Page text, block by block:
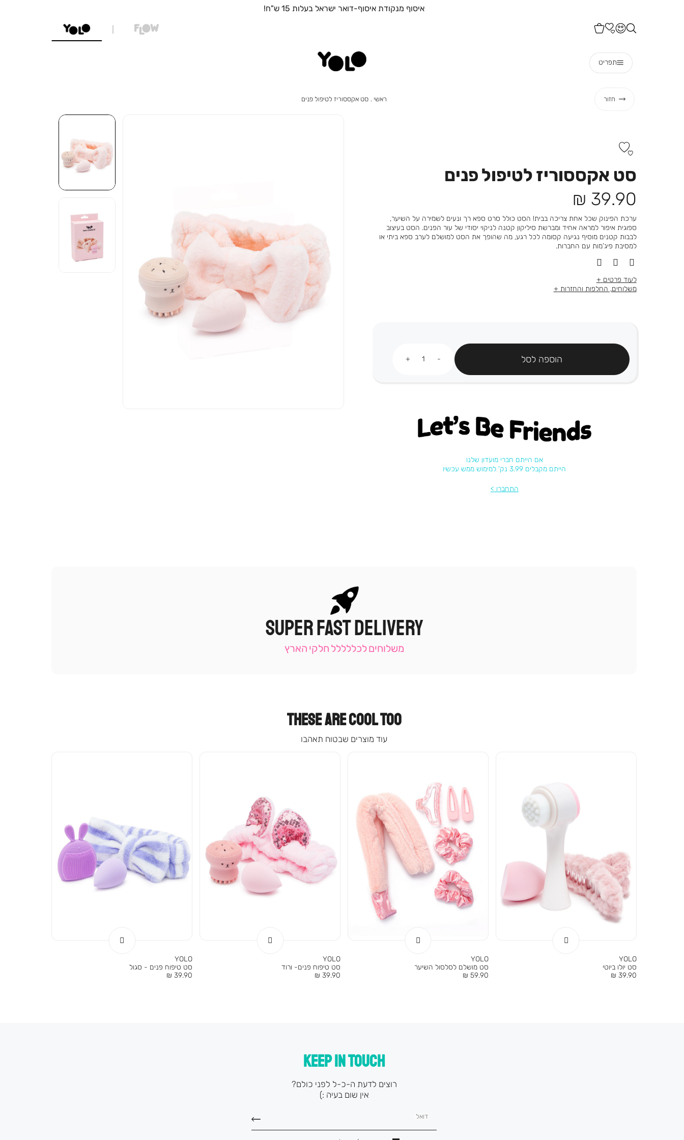
איסוף מנקודת איסוף-דואר ישראל בעלות 15 ש"ח!
תפריט
חזור ראשי ראשי
סט אקססוריז לטיפול פניםסט
סט אקססוריז לטיפול פנים
מחיר
מוצר
39.90 ₪
ערכת הפינוק שכל אחת צריכה בבית! הסט כולל סרט ספא רך ונעים לשמירה על השיער,
ספוגית איפור למראה אחיד ומברשת סיליקון קטנה לניקוי יסודי של עור הפנים. הסט בעיצוב
לבבות קטנים מוסיף נגיעה קסומה לכל רגע, מה שהופך את הסט למושלם לערב ספא ביתי או
למסיבת פיג’מות עם החברות.
לעוד פרטים
משלוחים, החלפות והחזרות
הוספה לסל
Let's be friends
אם הייתם חברי מועדון שלנו
הייתם מקבלים 3.99 נק' למימוש ממש עכשיו
התחברו
|
תומכי
-
SUPER FAST DELIVERY
משלוחים לכללללל חלקי הארץ
THESE ARE COOL TOO
עוד מוצרים שבטוח תאהבו
YOLO
סט יולו ביוטי
מחיר
39.90 ₪
YOLO
סט מושלם לסלסול השיער
מחיר
59.90 ₪
YOLO
סט טיפוח פנים- ורוד
מחיר
39.90 ₪
YOLO
סט טיפוח פנים - סגול
מחיר
39.90 ₪
KEEP IN TOUCH
רוצים לדעת ה-כ-ל לפני כולם?
אין שום בעיה :)
דואל